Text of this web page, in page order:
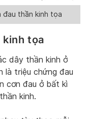
đau thần kinh tọa
kinh tọa
dây thần kinh ở
là triệu chứng đau
cơn đau ở bất kì
kinh.